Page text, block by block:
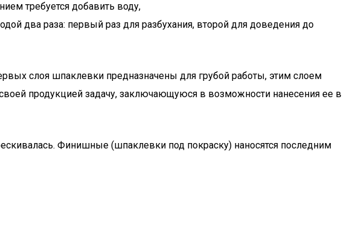
требуется добавить воду,
два раза: первый раз для разбухания, второй для доведения до
слоя шпаклевки предназначены для грубой работы, этим слоем
продукцией задачу, заключающуюся в возможности нанесения ее в
Финишные (шпаклевки под покраску) наносятся последним